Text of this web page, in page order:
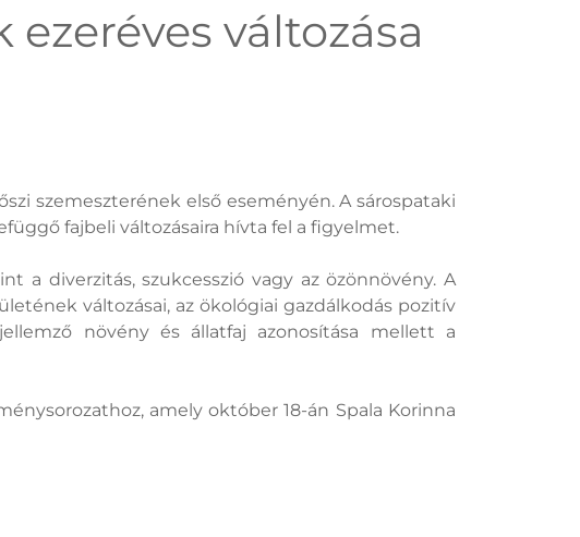
változása
szemeszterének első eseményén. A sárospataki
fajbeli változásaira hívta fel a figyelmet.
a diverzitás, szukcesszió vagy az özönnövény. A
változásai, az ökológiai gazdálkodás pozitív
növény és állatfaj azonosítása mellett a
amely október 18-án Spala Korinna